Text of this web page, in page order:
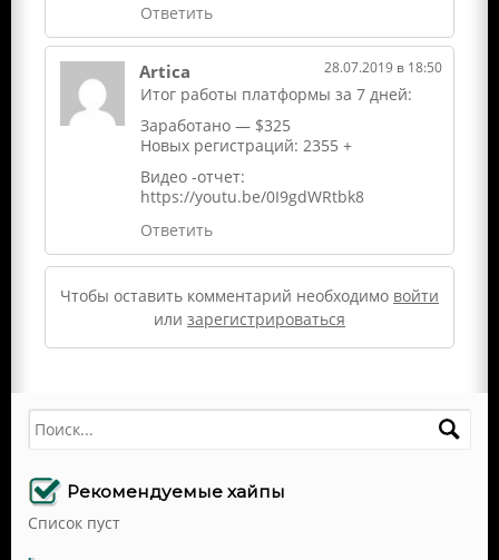
Ответить
Artica 28.07.2019 в 18:50
Итог работы платформы за 7 дней:
Заработано — $325
Новых регистраций: 2355 +
Видео -отчет:
https://youtu.be/0I9gdWRtbk8
Ответить
Чтобы оставить комментарий необходимо войти
или зарегистрироваться
Рекомендуемые хайпы
Список пуст